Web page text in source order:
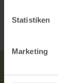
Statistiken
Marketing